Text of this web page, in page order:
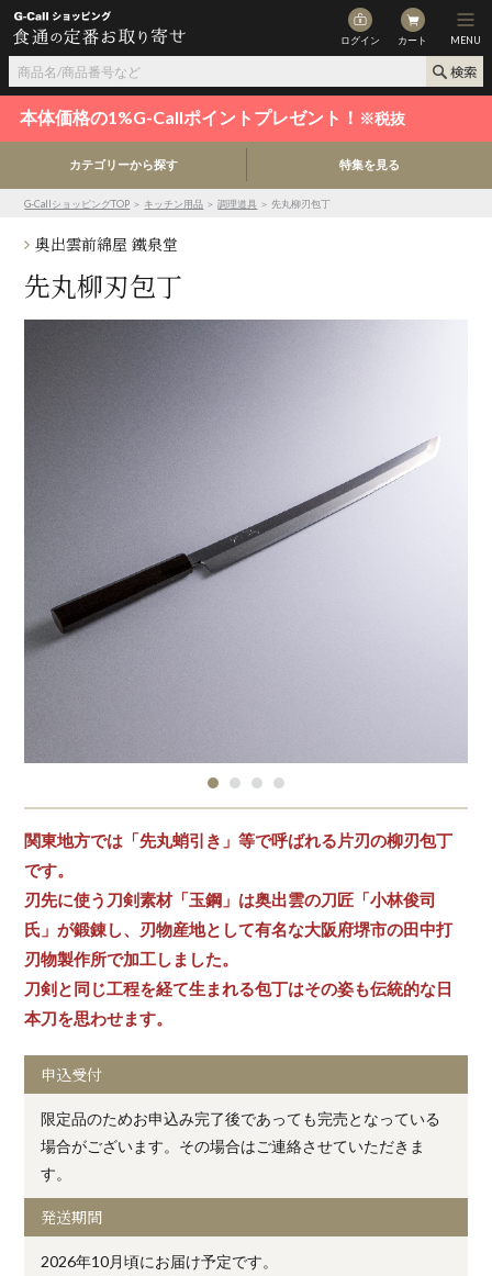
ログイン カート MENU
本体価格の1%G-Callポイントプレゼント！ ※税抜
カテゴリーから探す 特集を見る
G-CallショッピングTOP ＞ キッチン用品 ＞調理道具 ＞ 先丸柳刃包丁
奥出雲前綿屋 鐵泉堂
先丸柳刃包丁
関東地方では「先丸蛸引き」等で呼ばれる片刃の柳刃包丁
です。
刃先に使う刀剣素材「玉鋼」は奥出雲の刀匠「小林俊司
氏」が鍛錬し、刃物産地として有名な大阪府堺市の田中打
刃物製作所で加工しました。
刀剣と同じ工程を経て生まれる包丁はその姿も伝統的な日
本刀を思わせます。
申込受付
限定品のためお申込み完了後であっても完売となっている
場合がございます。その場合はご連絡させていただきま
す。
発送期間
2026年10月頃にお届け予定です。